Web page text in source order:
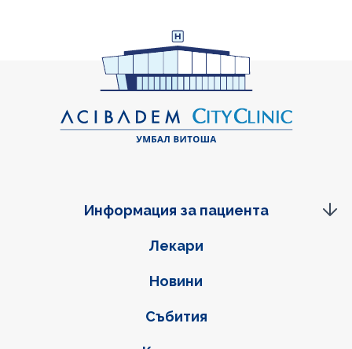
Фуутер навигация
Лекари
Новини
Събития
Информация за пациента